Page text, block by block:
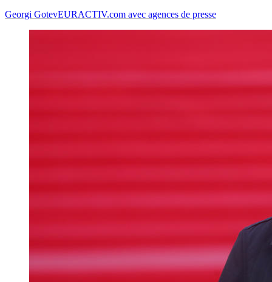
Georgi GotevEURACTIV.com avec agences de presse